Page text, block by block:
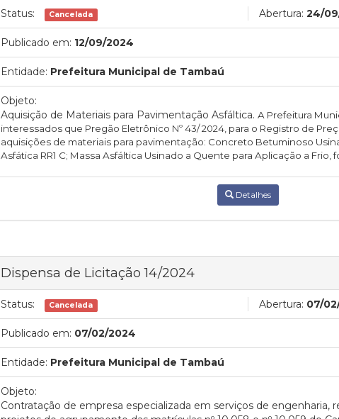
Status: Cancelada Abertura: 24/
Publicado em: 12/09/2024
Entidade: Prefeitura Municipal de Tambaú
Objeto:
Aquisição de Materiais para Pavimentação Asfáltica. A Prefeitura
interessados que Pregão Eletrônico Nº 43/ 2024, para o Registro de
aquisições de materiais para pavimentação: Concreto Betuminoso
Asfática RR1 C; Massa Asfáltica Usinado a Quente para Aplicação a Frio,
Detalhes
Dispensa de Licitação 14/2024
Status: Cancelada Abertura: 07/
Publicado em: 07/02/2024
Entidade: Prefeitura Municipal de Tambaú
Objeto:
Contratação de empresa especializada em serviços de engenharia,